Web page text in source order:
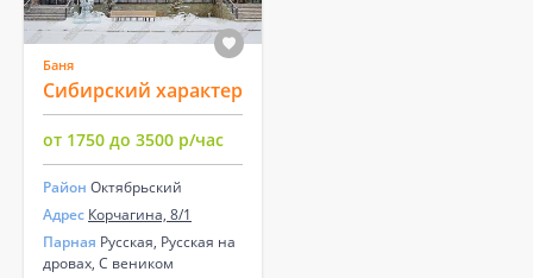
Баня
Сибирский характер
от 1750 до 3500 р/час
Район Октябрьский
Адрес Корчагина, 8/1
Парная Русская, Русская на
дровах, С веником